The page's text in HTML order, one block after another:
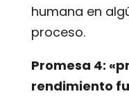
humana en
proceso.
Promesa 4:
rendimiento